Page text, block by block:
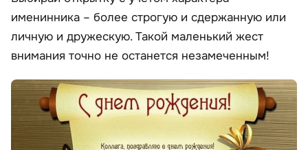
именинника – более строгую и сдержанную или
личную и дружескую. Такой маленький жест
внимания точно не останется незамеченным!